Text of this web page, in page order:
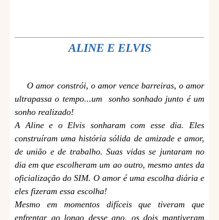
ALINE E ELVIS
O amor constrói, o amor vence barreiras, o amor
ultrapassa o tempo...um sonho sonhado junto é um
sonho realizado!
A Aline e o Elvis sonharam com esse dia. Eles
construíram uma história sólida de amizade e amor,
de união e de trabalho. Suas vidas se juntaram no
dia em que escolheram um ao outro, mesmo antes da
oficialização do SIM. O amor é uma escolha diária e
eles fizeram essa escolha!
Mesmo em momentos difíceis que tiveram que
enfrentar ao longo desse ano, os dois mantiveram